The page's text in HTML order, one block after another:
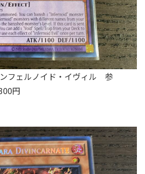
フェルノイド・イヴィル 参
円